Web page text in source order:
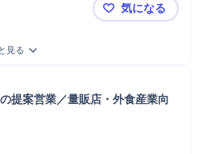
【栃木/ルー
気になる
見る
提案営業／量販店・外食産業向